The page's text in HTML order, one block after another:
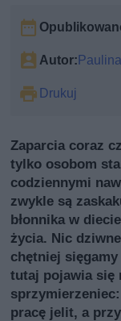
Autor:
Drukuj
Zaparcia coraz
tylko osobom
codziennymi
zwykle są
błonnika w
życia. Nic
chętniej
tutaj pojawia się
pracę jelit, a